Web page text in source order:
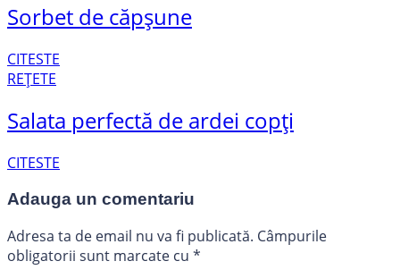
Sorbet de căpșune
CITESTE
REȚETE
Salata perfectă de ardei copți
CITESTE
Adauga un comentariu
Adresa ta de email nu va fi publicată. Câmpurile
obligatorii sunt marcate cu *